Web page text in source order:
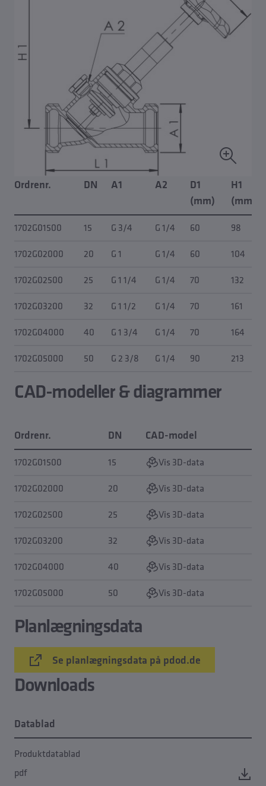
Ordrenr. DN A1 A2
D1
(mm)
H1
(mm)
1702G01500
15 G 3/4 G 1/4 60
98
1702G02000
20 G 1 G 1/4 60
104
1702G02500
25 G 1 1/4 G 1/4 70
132
1702G03200
32 G 1 1/2 G 1/4 70
161
1702G04000
40 G 1 3/4 G 1/4 70
164
1702G05000
50 G 2 3/8 G 1/4 90 213
CAD-modeller & diagrammer
Ordrenr. DN CAD-model
1702G01500
15
Vis 3D-data
1702G02000
20
Vis 3D-data
1702G02500
25
Vis 3D-data
1702G03200
32
Vis 3D-data
1702G04000
40
Vis 3D-data
1702G05000
50 Vis 3D-data
Planlægningsdata
Se planlægningsdata på pdod.de
Downloads
Datablad
Produktdatablad
pdf